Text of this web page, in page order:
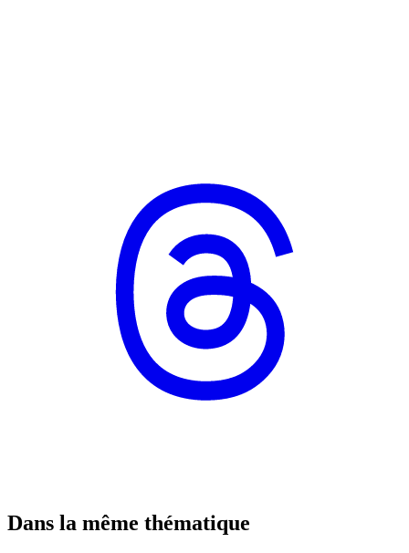
Dans la même thématique